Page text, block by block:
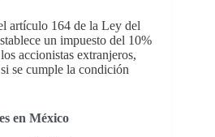
artículo 164 de la Ley del
un impuesto del 10%
accionistas extranjeros,
se cumple la condición
en México